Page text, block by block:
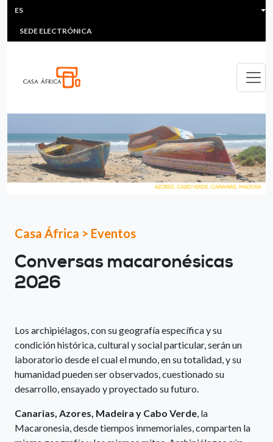
Pasar al contenido principal
HEADER MENU
MULTIMEDIA
SEDE ELECTRÓNICA
ES
Casa África > Eventos
Conversas macaronésicas
2026
Los archipiélagos, con su geografía específica y su
condición histórica, cultural y social particular, serán un
laboratorio desde el cual el mundo, en su totalidad, y su
humanidad pueden ser observados, cuestionado su
desarrollo, ensayado y proyectado su futuro.
Canarias, Azores, Madeira y Cabo Verde, la
Macaronesia, desde tiempos inmemoriales, comparten la